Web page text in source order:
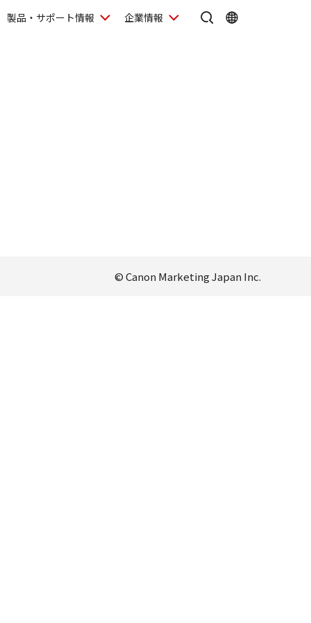
製品・サポート情報 企業情報
© Canon Marketing Japan Inc.